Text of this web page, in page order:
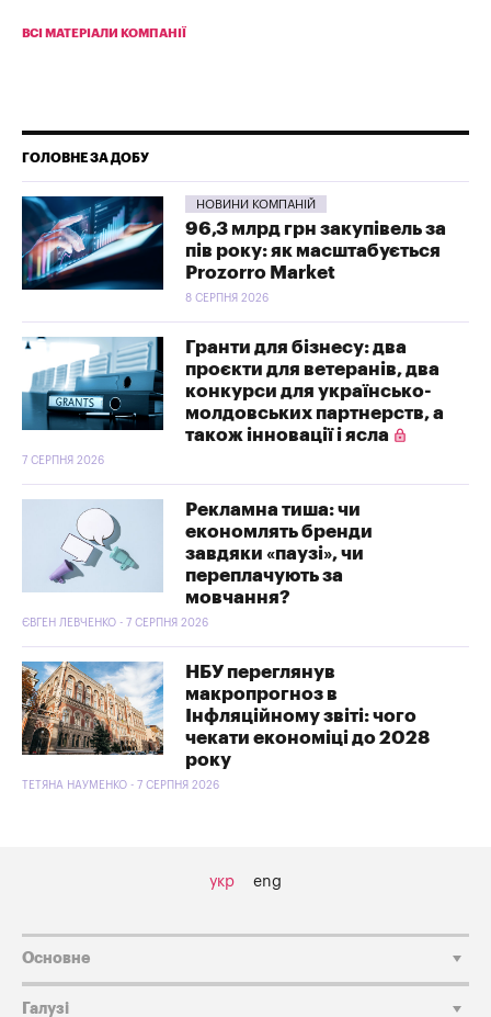
ВСІ МАТЕРІАЛИ КОМПАНІЇ
ГОЛОВНЕ ЗА ДОБУ
НОВИНИ КОМПАНІЙ
96,3 млрд грн закупівель за
пів року: як масштабується
Prozorro Market
8 СЕРПНЯ 2026
Гранти для бізнесу: два
проєкти для ветеранів, два
конкурси для українсько-
молдовських партнерств, а
також інновації і ясла
7 СЕРПНЯ 2026
Рекламна тиша: чи
економлять бренди
завдяки «паузі», чи
переплачують за
мовчання?
ЄВГЕН ЛЕВЧЕНКО - 7 СЕРПНЯ 2026
НБУ переглянув
макропрогноз в
Інфляційному звіті: чого
чекати економіці до 2028
року
ТЕТЯНА НАУМЕНКО - 7 СЕРПНЯ 2026
укр eng
Основне
Галузі